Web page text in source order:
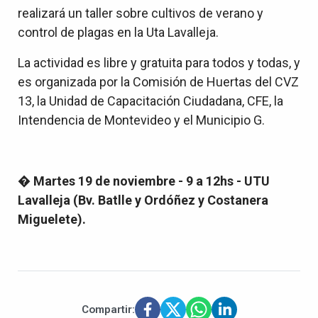
realizará un taller sobre cultivos de verano y
control de plagas en la Uta Lavalleja.
La actividad es libre y gratuita para todos y todas, y
es organizada por la Comisión de Huertas del CVZ
13, la Unidad de Capacitación Ciudadana, CFE, la
Intendencia de Montevideo y el Municipio G.
� Martes 19 de noviembre - 9 a 12hs - UTU
Lavalleja (Bv. Batlle y Ordóñez y Costanera
Miguelete).
Compartir: